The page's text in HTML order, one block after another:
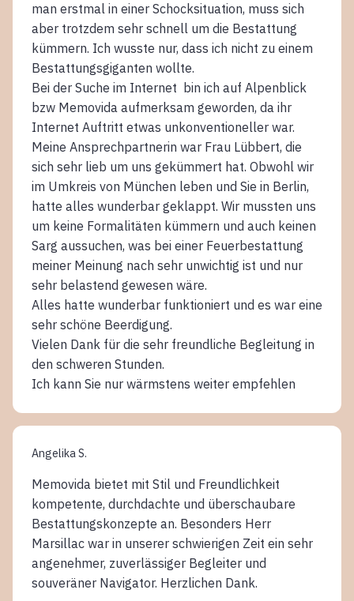
man erstmal in einer Schocksituation, muss sich
aber trotzdem sehr schnell um die Bestattung
kümmern. Ich wusste nur, dass ich nicht zu einem
Bestattungsgiganten wollte.
Bei der Suche im Internet bin ich auf Alpenblick
bzw Memovida aufmerksam geworden, da ihr
Internet Auftritt etwas unkonventioneller war.
Meine Ansprechpartnerin war Frau Lübbert, die
sich sehr lieb um uns gekümmert hat. Obwohl wir
im Umkreis von München leben und Sie in Berlin,
hatte alles wunderbar geklappt. Wir mussten uns
um keine Formalitäten kümmern und auch keinen
Sarg aussuchen, was bei einer Feuerbestattung
meiner Meinung nach sehr unwichtig ist und nur
sehr belastend gewesen wäre.
Alles hatte wunderbar funktioniert und es war eine
sehr schöne Beerdigung.
Vielen Dank für die sehr freundliche Begleitung in
den schweren Stunden.
Ich kann Sie nur wärmstens weiter empfehlen
Angelika S.
Memovida bietet mit Stil und Freundlichkeit
kompetente, durchdachte und überschaubare
Bestattungskonzepte an. Besonders Herr
Marsillac war in unserer schwierigen Zeit ein sehr
angenehmer, zuverlässiger Begleiter und
souveräner Navigator. Herzlichen Dank.